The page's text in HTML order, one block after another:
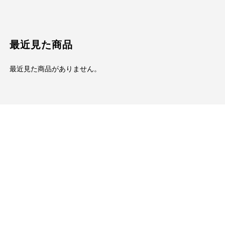
最近見た商品
最近見た商品がありません。